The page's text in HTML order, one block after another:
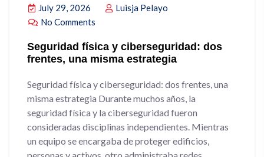
July 29, 2026
Luisja Pelayo
No Comments
Seguridad física y ciberseguridad: dos
frentes, una misma estrategia
Seguridad física y ciberseguridad: dos frentes, una
misma estrategia Durante muchos años, la
seguridad física y la ciberseguridad fueron
consideradas disciplinas independientes. Mientras
un equipo se encargaba de proteger edificios,